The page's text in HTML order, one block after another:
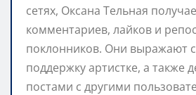
сетях, Оксана Тельная
комментариев, лайков и
поклонников. Они выражают
поддержку артистке, а также
постами с другими